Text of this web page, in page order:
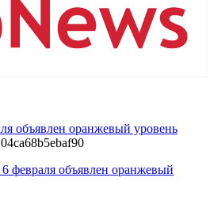
объявлен оранжевый уровень
февраля объявлен оранжевый